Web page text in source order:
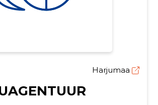
Harjumaa